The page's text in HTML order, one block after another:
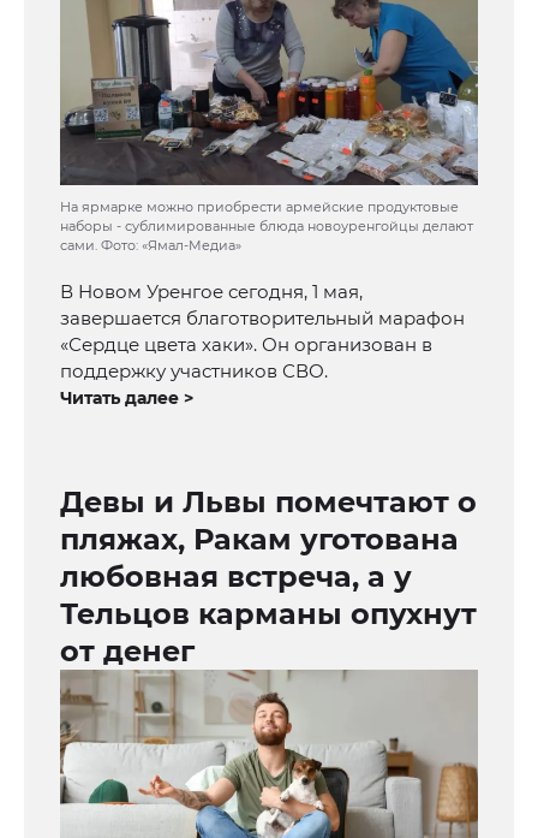
На ярмарке можно приобрести армейские продуктовые
наборы - сублимированные блюда новоуренгойцы делают
сами. Фото: «Ямал-Медиа»
В Новом Уренгое сегодня, 1 мая,
завершается благотворительный марафон
«Сердце цвета хаки». Он организован в
поддержку участников СВО.
Читать далее >
Девы и Львы помечтают о
пляжах, Ракам уготована
любовная встреча, а у
Тельцов карманы опухнут
от денег